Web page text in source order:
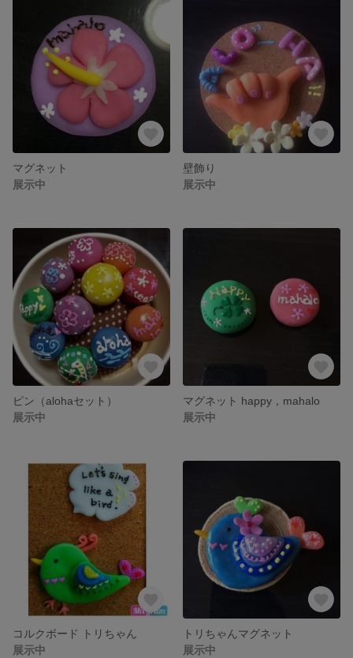
マグネット
展示中
壁飾り
展示中
ピン（alohaセット）
展示中
マグネット happy，mahalo
展示中
コルクボード トリちゃん
展示中
トリちゃんマグネット
展示中